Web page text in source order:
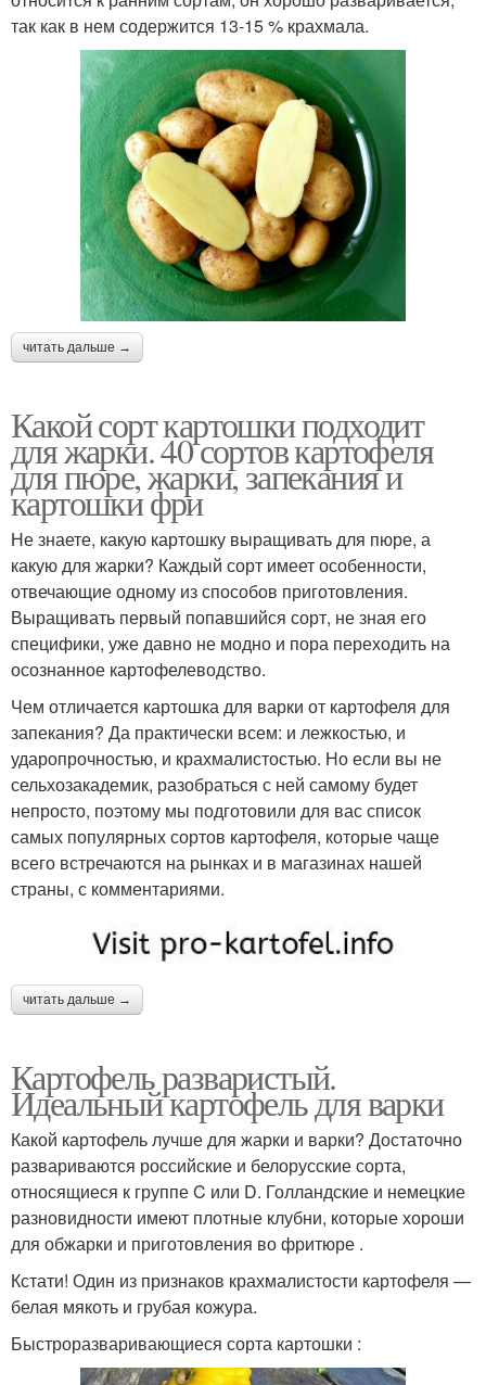
так как в нем содержится 13-15 % крахмала.
читать дальше →
Какой сорт картошки подходит
для жарки. 40 сортов картофеля
для пюре, жарки, запекания и
картошки фри
Не знаете, какую картошку выращивать для пюре, а
какую для жарки? Каждый сорт имеет особенности,
отвечающие одному из способов приготовления.
Выращивать первый попавшийся сорт, не зная его
специфики, уже давно не модно и пора переходить на
осознанное картофелеводство.
Чем отличается картошка для варки от картофеля для
запекания? Да практически всем: и лежкостью, и
ударопрочностью, и крахмалистостью. Но если вы не
сельхозакадемик, разобраться с ней самому будет
непросто, поэтому мы подготовили для вас список
самых популярных сортов картофеля, которые чаще
всего встречаются на рынках и в магазинах нашей
страны, с комментариями.
читать дальше →
Картофель разваристый.
Идеальный картофель для варки
Какой картофель лучше для жарки и варки? Достаточно
развариваются российские и белорусские сорта,
относящиеся к группе C или D. Голландские и немецкие
разновидности имеют плотные клубни, которые хороши
для обжарки и приготовления во фритюре .
Кстати! Один из признаков крахмалистости картофеля —
белая мякоть и грубая кожура.
Быстроразваривающиеся сорта картошки :